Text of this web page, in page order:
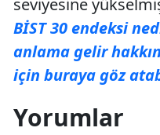
seviyesine
BİST 30 endeksi
anlama gelir
için buraya göz
Yorumlar